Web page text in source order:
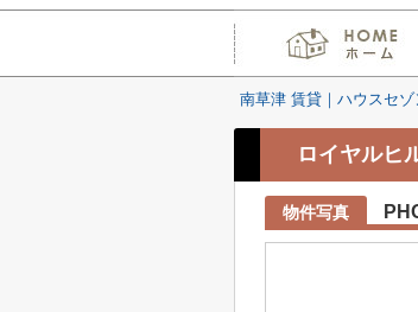
南草津 賃貸｜ハウスセ
ロイヤルヒ
物件写真